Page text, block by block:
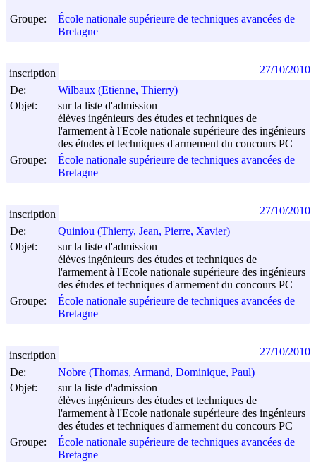
Groupe:
École nationale supérieure de techniques avancées de
Bretagne
De:
Wilbaux (Etienne, Thierry)
Objet:
sur la liste d'admission
élèves ingénieurs des études et techniques de
l'armement à l'Ecole nationale supérieure des ingénieurs
des études et techniques d'armement du concours PC
Groupe:
École nationale supérieure de techniques avancées de
Bretagne
inscription 27/10/2010
De:
Quiniou (Thierry, Jean, Pierre, Xavier)
Objet:
sur la liste d'admission
élèves ingénieurs des études et techniques de
l'armement à l'Ecole nationale supérieure des ingénieurs
des études et techniques d'armement du concours PC
Groupe:
École nationale supérieure de techniques avancées de
Bretagne
inscription 27/10/2010
De:
Nobre (Thomas, Armand, Dominique, Paul)
Objet:
sur la liste d'admission
élèves ingénieurs des études et techniques de
l'armement à l'Ecole nationale supérieure des ingénieurs
des études et techniques d'armement du concours PC
Groupe:
École nationale supérieure de techniques avancées de
Bretagne
inscription 27/10/2010